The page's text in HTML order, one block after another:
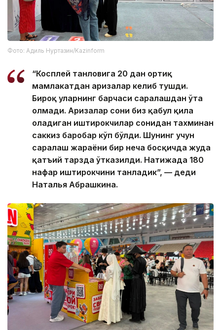
Фото: Адиль Нуртазин/Kazinform
“Косплей танловига 20 дан ортиқ
мамлакатдан аризалар келиб тушди.
Бироқ уларнинг барчаси саралашдан ўта
олмади. Аризалар сони биз қабул қила
оладиган иштирокчилар сонидан тахминан
саккиз баробар кўп бўлди. Шунинг учун
саралаш жараёни бир неча босқичда жуда
қатъий тарзда ўтказилди. Натижада 180
нафар иштирокчини танладик”, — деди
Наталья Абрашкина.